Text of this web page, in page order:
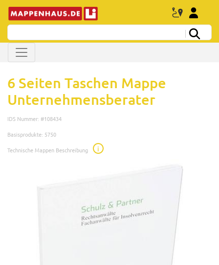
6 Seiten Taschen Mappe
Unternehmensberater
IDS Nummer: #108434
Basisprodukte: 5750
Technische Mappen Beschreibung
i